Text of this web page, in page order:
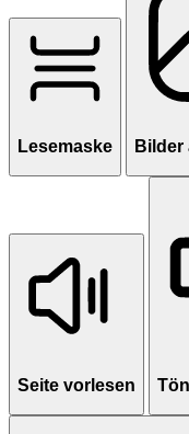
Lesemaske Bilder
Seite vorlesen